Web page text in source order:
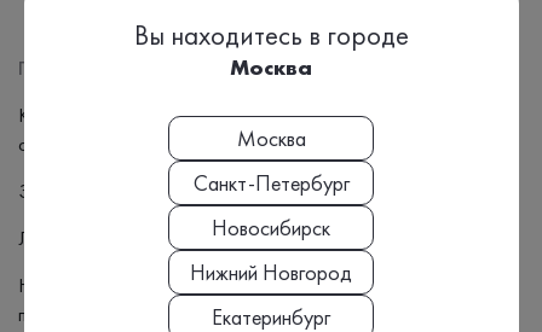
Вы находитесь в городе
Москва
Москва
Санкт-Петербург
Новосибирск
Нижний Новгород
Екатеринбург
Пациентам
Как подготовиться к сдаче
анализов
Задать вопрос специалисту
Личный кабинет пациента
Налоговый вычет для
пациентов
О компании
Новости
О лаборатории
Партнеры
Карьера
Лицензии и сертификаты